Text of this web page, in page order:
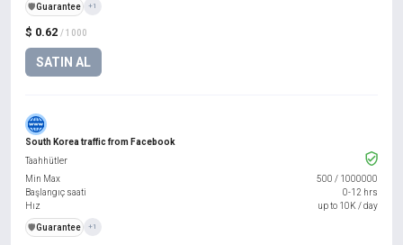
$ 0.62 / 1000
SATIN AL
️🛡️Guarantee +1
South Korea traffic from Facebook
Taahhütler
Min Max
500 / 1000000
Başlangıç saati
0-12 hrs
Hız
up to 10K / day
️🛡️Guarantee +1